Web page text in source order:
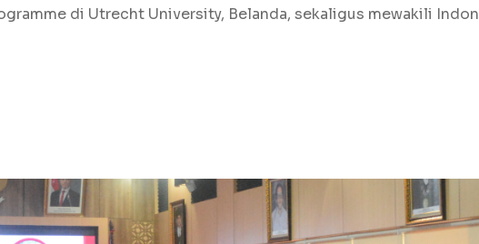
di Utrecht University, Belanda, sekaligus mewakili